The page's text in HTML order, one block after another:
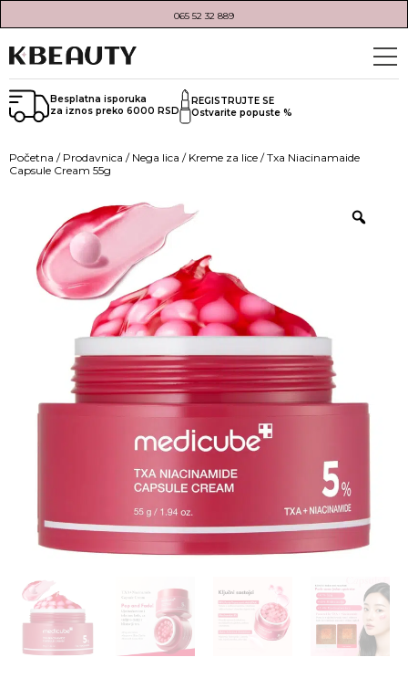
065 52 32 889
Besplatna isporuka
za iznos preko 6000 RSD
REGISTRUJTE SE
Ostvarite popuste %
Početna / Prodavnica / Nega lica / Kreme za lice / Txa Niacinamaide
Capsule Cream 55g